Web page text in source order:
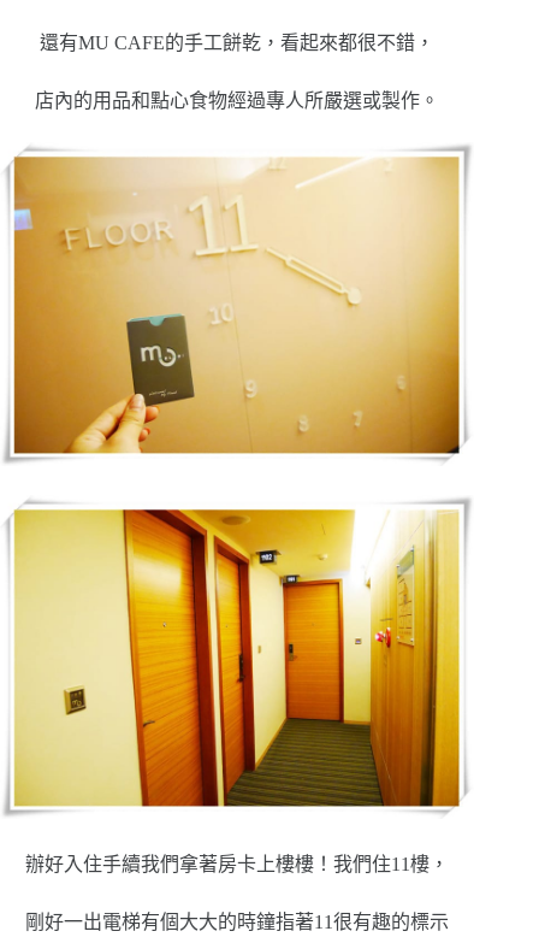
還有MU CAFE的手工餅乾，看起來都很不錯，
店內的用品和點心食物經過專人所嚴選或製作。
辦好入住手續我們拿著房卡上樓樓！我們住11樓，
剛好一出電梯有個大大的時鐘指著11很有趣的標示